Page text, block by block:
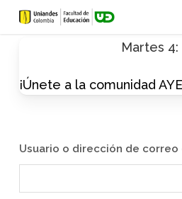
Skip
Martes
¡Únete a la comunidad
Usuario o dirección de